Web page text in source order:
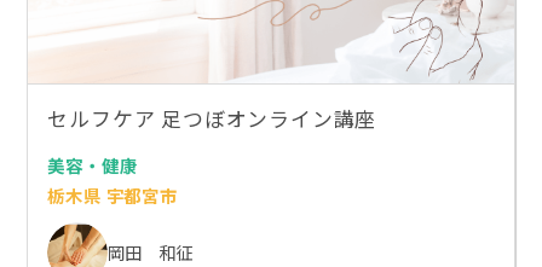
セルフケア 足つぼオンライン講座
美容・健康
栃木県 宇都宮市
岡田 和征